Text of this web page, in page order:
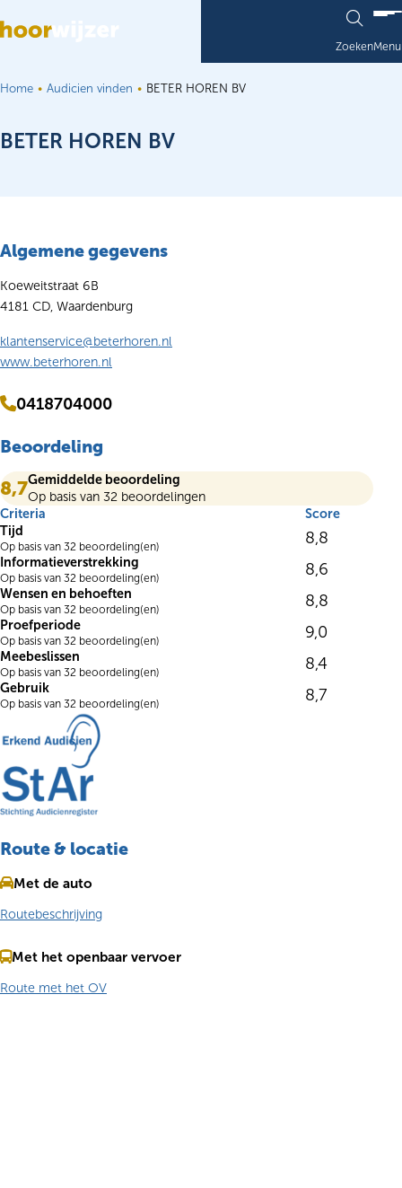
ZoekenMenu
Home Audicien vinden BETER HOREN BV
BETER HOREN BV
Algemene gegevens
Koeweitstraat 6B
4181 CD, Waardenburg
klantenservice@beterhoren.nl
www.beterhoren.nl
0418704000
Beoordeling
8,7Gemiddelde beoordeling
Op basis van 32 beoordelingen
Criteria
Score
Tijd
Op basis van 32 beoordeling(en) 8,8
Informatieverstrekking
Op basis van 32 beoordeling(en) 8,6
Wensen en behoeften
Op basis van 32 beoordeling(en) 8,8
Proefperiode
Op basis van 32 beoordeling(en) 9,0
Meebeslissen
Op basis van 32 beoordeling(en) 8,4
Gebruik
Op basis van 32 beoordeling(en) 8,7
Route & locatie
Met de auto
Routebeschrijving
Met het openbaar vervoer
Route met het OV